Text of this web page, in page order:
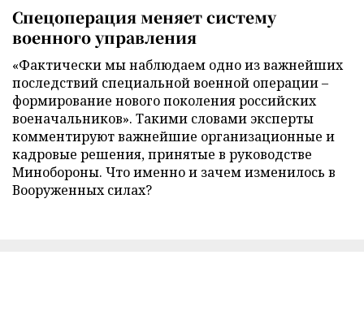
Спецоперация меняет систему
военного управления
«Фактически мы наблюдаем одно из важнейших
последствий специальной военной операции –
формирование нового поколения российских
военачальников». Такими словами эксперты
комментируют важнейшие организационные и
кадровые решения, принятые в руководстве
Минобороны. Что именно и зачем изменилось в
Вооруженных силах?